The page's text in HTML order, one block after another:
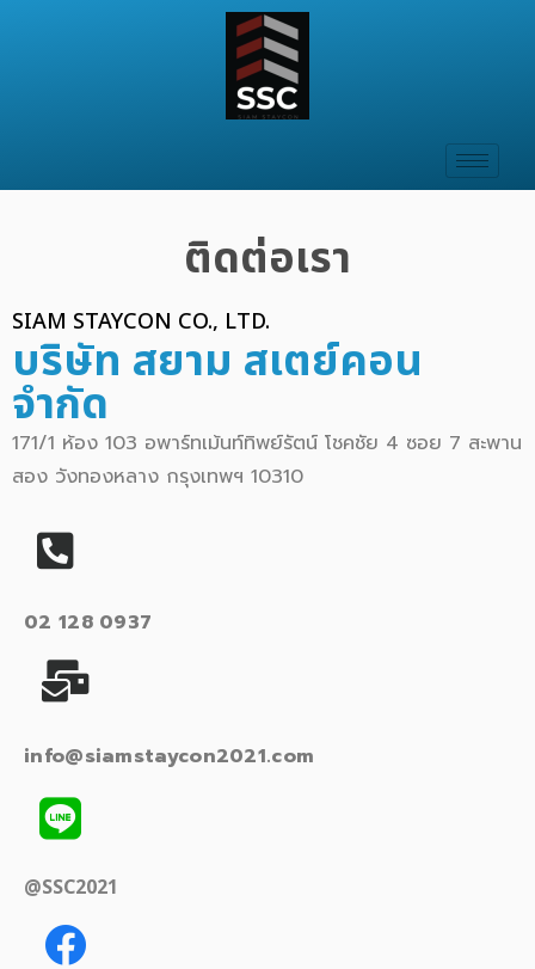
ติดต่อเรา
SIAM STAYCON CO., LTD.
บริษัท สยาม สเตย์คอน
จำกัด
171/1 ห้อง 103 อพาร์ทเม้นท์ทิพย์รัตน์ โชคชัย 4 ซอย 7 สะพาน
สอง วังทองหลาง กรุงเทพฯ 10310
02 128 0937
info@siamstaycon2021.com
@SSC2021